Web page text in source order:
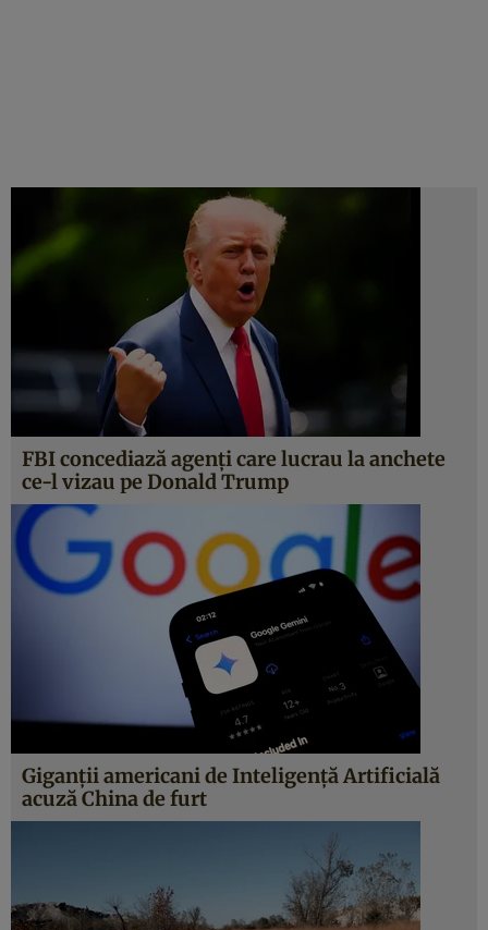
FBI concediază agenți care lucrau la anchete
ce-l vizau pe Donald Trump
Giganții americani de Inteligență Artificială
acuză China de furt